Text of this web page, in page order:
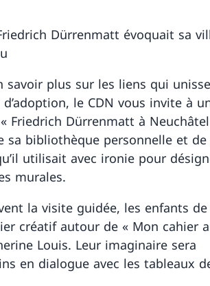
Dürrenmatt évoquait sa
savoir plus sur les liens qui
le CDN vous invite à
Friedrich Dürrenmatt à
sa bibliothèque personnelle et de
utilisait avec ironie pour
murales.
la visite guidée, les enfants de
créatif autour de « Mon cahier
Louis. Leur imaginaire sera
en dialogue avec les tableaux